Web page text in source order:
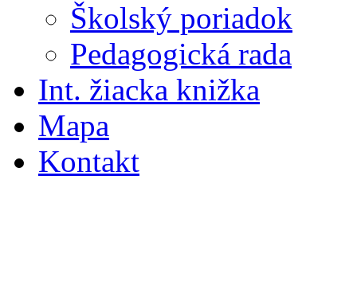
Školský poriadok
Pedagogická rada
Int. žiacka knižka
Mapa
Kontakt